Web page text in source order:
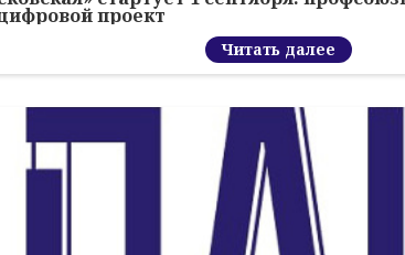
проект
Читать далее